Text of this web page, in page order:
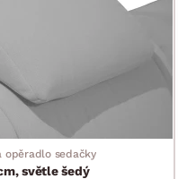
opěradlo sedačky
světle šedý